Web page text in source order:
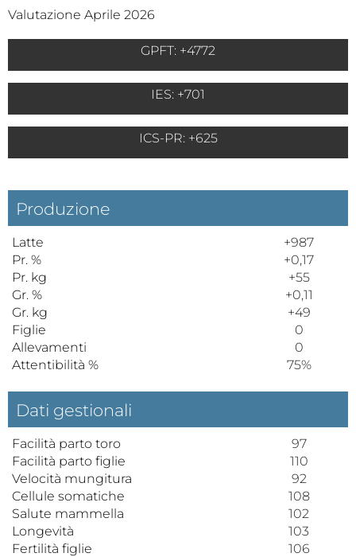
Valutazione Aprile 2026
GPFT: +4772
IES: +701
ICS-PR: +625
Produzione
Latte
+987
Pr. %
+0,17
Pr. kg
+55
Gr. %
+0,11
Gr. kg
+49
Figlie
0
Allevamenti
0
Attentibilità %
75%
Dati gestionali
Facilità parto toro
97
Facilità parto figlie
110
Velocità mungitura
92
Cellule somatiche
108
Salute mammella
102
Longevità
103
Fertilità figlie
106